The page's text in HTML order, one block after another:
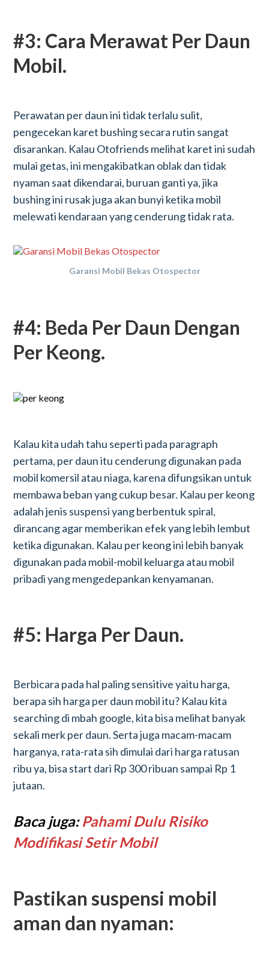
#3: Cara Merawat Per Daun
Mobil.
Perawatan per daun ini tidak terlalu sulit,
pengecekan karet bushing secara rutin sangat
disarankan. Kalau Otofriends melihat karet ini sudah
mulai getas, ini mengakibatkan oblak dan tidak
nyaman saat dikendarai, buruan ganti ya, jika
bushing ini rusak juga akan bunyi ketika mobil
melewati kendaraan yang cenderung tidak rata.
Garansi Mobil Bekas Otospector
#4: Beda Per Daun Dengan
Per Keong.
Kalau kita udah tahu seperti pada paragraph
pertama, per daun itu cenderung digunakan pada
mobil komersil atau niaga, karena difungsikan untuk
membawa beban yang cukup besar. Kalau per keong
adalah jenis suspensi yang berbentuk spiral,
dirancang agar memberikan efek yang lebih lembut
ketika digunakan. Kalau per keong ini lebih banyak
digunakan pada mobil-mobil keluarga atau mobil
pribadi yang mengedepankan kenyamanan.
#5: Harga Per Daun.
Berbicara pada hal paling sensitive yaitu harga,
berapa sih harga per daun mobil itu? Kalau kita
searching di mbah google, kita bisa melihat banyak
sekali merk per daun. Serta juga macam-macam
harganya, rata-rata sih dimulai dari harga ratusan
ribu ya, bisa start dari Rp 300 ribuan sampai Rp 1
jutaan.
Baca juga:Pahami Dulu Risiko
Modifikasi Setir Mobil
Pastikan suspensi mobil
aman dan nyaman: